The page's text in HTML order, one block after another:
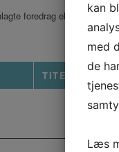
foredrag eller webinarer.
TITEL
kan
med
de
Læs